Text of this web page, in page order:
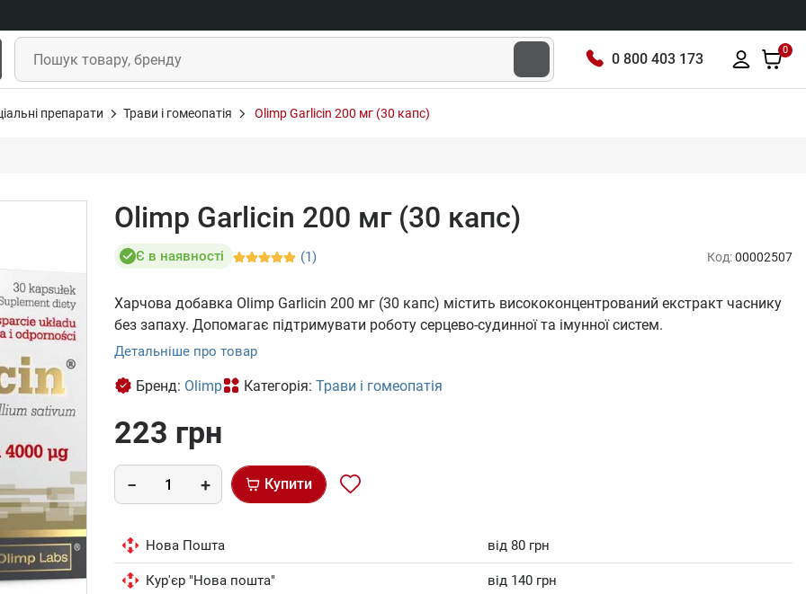
0 800 403 173
0
препарати Трави і гомеопатія Olimp Garlicin 200 мг (30 капс)
Olimp Garlicin 200 мг (30 капс)
Є в наявності (1) Код:00002507
Харчова добавка Olimp Garlicin 200 мг (30 капс) містить висококонцентрований екстракт часнику
без запаху. Допомагає підтримувати роботу серцево-судинної та імунної систем.
Детальніше про товар
Бренд: Olimp Категорія: Трави і гомеопатія
223 грн
Купити
Нова Пошта від 80 грн
Кур'єр "Нова пошта" від 140 грн